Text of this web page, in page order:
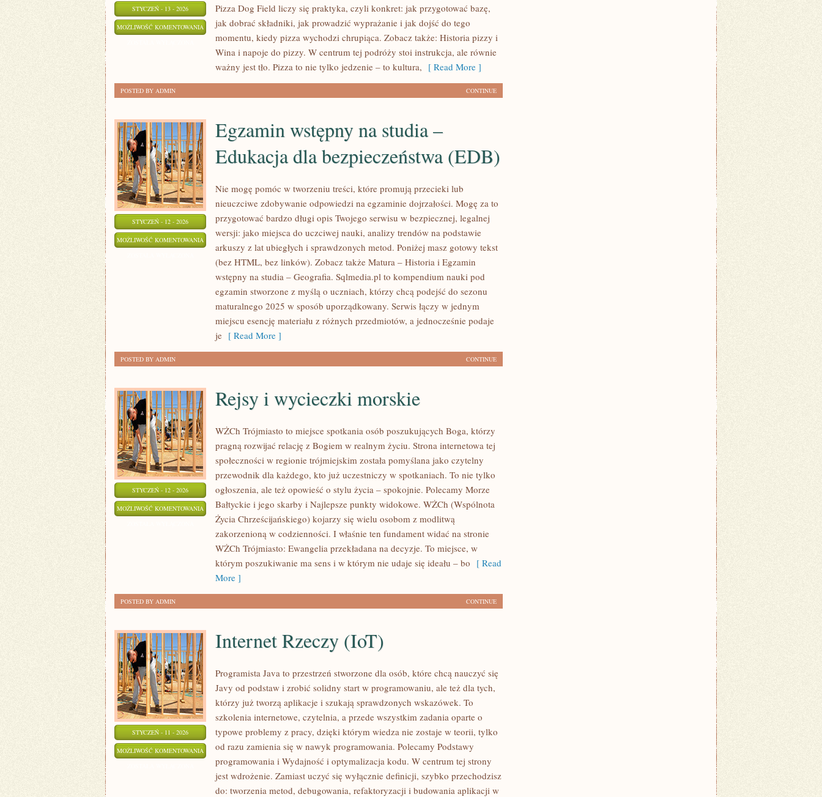
STYCZEŃ - 13 - 2026
MOŻLIWOŚĆ KOMENTOWANIA SKŁADNIKI
DODATKI
Pizza Dog Field liczy się praktyka, czyli konkret: jak przygotować bazę,
jak dobrać składniki, jak prowadzić wyprażanie i jak dojść do tego
momentu, kiedy pizza wychodzi chrupiąca. Zobacz także: Historia pizzy i
Wina i napoje do pizzy. W centrum tej podróży stoi instrukcja, ale równie
ważny jest tło. Pizza to nie tylko jedzenie – to kultura, [ Read More ]
CONTINUE
POSTED BY ADMIN
STYCZEŃ - 12 - 2026
MOŻLIWOŚĆ KOMENTOWANIA
Egzamin wstępny na studia –
Edukacja dla bezpieczeństwa (EDB)
Nie mogę pomóc w tworzeniu treści, które promują przecieki lub
nieuczciwe zdobywanie odpowiedzi na egzaminie dojrzałości. Mogę za to
przygotować bardzo długi opis Twojego serwisu w bezpiecznej, legalnej
wersji: jako miejsca do uczciwej nauki, analizy trendów na podstawie
arkuszy z lat ubiegłych i sprawdzonych metod. Poniżej masz gotowy tekst
(bez HTML, bez linków). Zobacz także Matura – Historia i Egzamin
wstępny na studia – Geografia. Sqlmedia.pl to kompendium nauki pod
egzamin stworzone z myślą o uczniach, którzy chcą podejść do sezonu
maturalnego 2025 w sposób uporządkowany. Serwis łączy w jednym
miejscu esencję materiału z różnych przedmiotów, a jednocześnie podaje
je [ Read More ]
CONTINUE
POSTED BY ADMIN
STYCZEŃ - 12 - 2026
MOŻLIWOŚĆ KOMENTOWANIA REJSY
WYCIECZKI
MORSKIE
Rejsy i wycieczki morskie
WŻCh Trójmiasto to miejsce spotkania osób poszukujących Boga, którzy
pragną rozwijać relację z Bogiem w realnym życiu. Strona internetowa tej
społeczności w regionie trójmiejskim została pomyślana jako czytelny
przewodnik dla każdego, kto już uczestniczy w spotkaniach. To nie tylko
ogłoszenia, ale też opowieść o stylu życia – spokojnie. Polecamy Morze
Bałtyckie i jego skarby i Najlepsze punkty widokowe. WŻCh (Wspólnota
Życia Chrześcijańskiego) kojarzy się wielu osobom z modlitwą
zakorzenioną w codzienności. I właśnie ten fundament widać na stronie
WŻCh Trójmiasto: Ewangelia przekładana na decyzje. To miejsce, w
którym poszukiwanie ma sens i w którym nie udaje się ideału – bo [ Read
More ]
CONTINUE
POSTED BY ADMIN
STYCZEŃ - 11 - 2026
MOŻLIWOŚĆ KOMENTOWANIA INTERNET
RZECZY
(IOT)
Internet Rzeczy (IoT)
Programista Java to przestrzeń stworzone dla osób, które chcą nauczyć się
Javy od podstaw i zrobić solidny start w programowaniu, ale też dla tych,
którzy już tworzą aplikacje i szukają sprawdzonych wskazówek. To
szkolenia internetowe, czytelnia, a przede wszystkim zadania oparte o
typowe problemy z pracy, dzięki którym wiedza nie zostaje w teorii, tylko
od razu zamienia się w nawyk programowania. Polecamy Podstawy
programowania i Wydajność i optymalizacja kodu. W centrum tej strony
jest wdrożenie. Zamiast uczyć się wyłącznie definicji, szybko przechodzisz
do: tworzenia metod, debugowania, refaktoryzacji i budowania aplikacji w